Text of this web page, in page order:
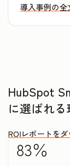
導入事例の全
HubSpot
に選ばれ
ROIレポートを
83％